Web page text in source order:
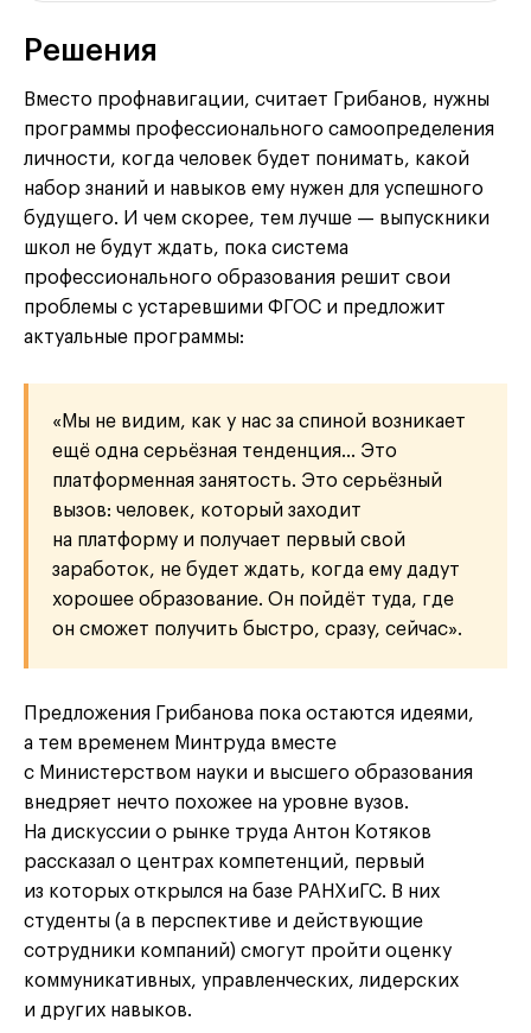
Решения
Вместо профнавигации, считает Грибанов, нужны
программы профессионального самоопределения
личности, когда человек будет понимать, какой
набор знаний и навыков ему нужен для успешного
будущего. И чем скорее, тем лучше — выпускники
школ не будут ждать, пока система
профессионального образования решит свои
проблемы с устаревшими ФГОС и предложит
актуальные программы:
«Мы не видим, как у нас за спиной возникает
ещё одна серьёзная тенденция… Это
платформенная занятость. Это серьёзный
вызов: человек, который заходит
на платформу и получает первый свой
заработок, не будет ждать, когда ему дадут
хорошее образование. Он пойдёт туда, где
он сможет получить быстро, сразу, сейчас».
Предложения Грибанова пока остаются идеями,
а тем временем Минтруда вместе
с Министерством науки и высшего образования
внедряет нечто похожее на уровне вузов.
На дискуссии о рынке труда Антон Котяков
рассказал о центрах компетенций, первый
из которых открылся на базе РАНХиГС. В них
студенты (а в перспективе и действующие
сотрудники компаний) смогут пройти оценку
коммуникативных, управленческих, лидерских
и других навыков.